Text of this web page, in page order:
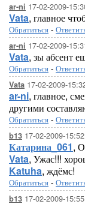
ar-ni 17-02-2009-
Vata, главное
Обратиться -
ar-ni 17-02-2009-
Vata, зы абсент
Обратиться -
Vata 17-02-2009-
ar-ni, главное,
другими
Обратиться -
b13 17-02-2009-15:52
Катарина_061,
Vata, Ужас!!!
Katuha, ждёмс!
Обратиться -
b13 17-02-2009-15:55